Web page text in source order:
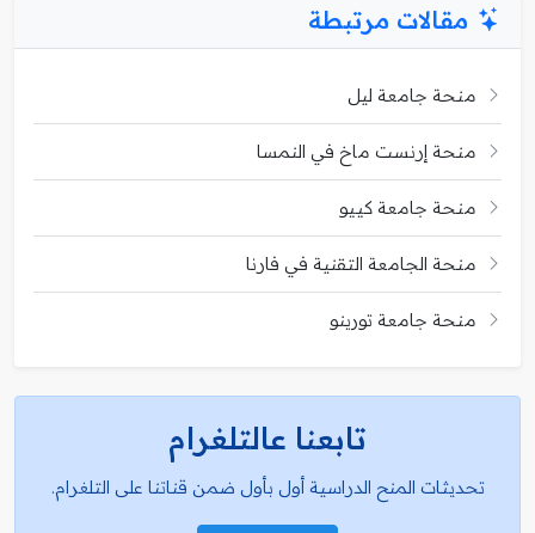
مقالات مرتبطة
منحة جامعة ليل
منحة إرنست ماخ في النمسا
منحة جامعة كييو
منحة الجامعة التقنية في فارنا
منحة جامعة تورينو
تابعنا عالتلغرام
تحديثات المنح الدراسية أول بأول ضمن قناتنا على التلغرام.